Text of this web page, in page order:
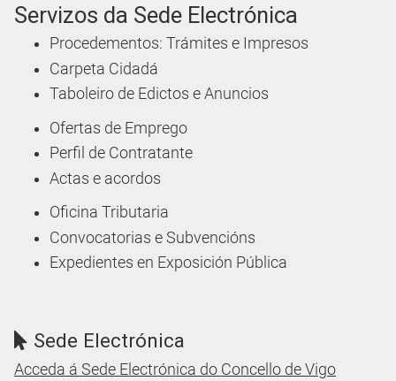
Servizos da Sede Electrónica
Procedementos: Trámites e Impresos
Carpeta Cidadá
Taboleiro de Edictos e Anuncios
Ofertas de Emprego
Perfil de Contratante
Actas e acordos
Oficina Tributaria
Convocatorias e Subvencións
Expedientes en Exposición Pública
Sede Electrónica
Acceda á Sede Electrónica do Concello de Vigo